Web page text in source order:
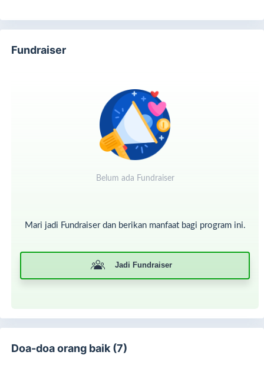
secara rutin.
prasejahtera yang tinggal untuk menjalani pengobatan di
kota besar. Mereka datang dengan segala keterbatasan,
susu khusus kanker — jadi sesuatu yang berat dan nyaris
Fundraiser
Belum ada Fundraiser
Mari jadi Fundraiser dan berikan manfaat bagi program ini.
Jadi Fundraiser
Doa-doa orang baik (7)